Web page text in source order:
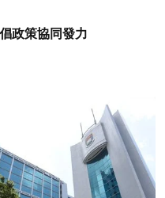
政策協同發力